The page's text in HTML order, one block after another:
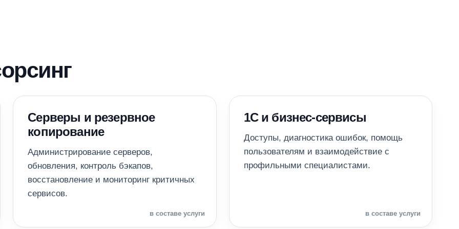
Серверы и резервное
копирование
Администрирование серверов,
обновления, контроль бэкапов,
восстановление и мониторинг критичных
сервисов.
в составе услуги
1С и бизнес-сервисы
Доступы, диагностика ошибок, помощь
пользователям и взаимодействие с
профильными специалистами.
в составе услуги